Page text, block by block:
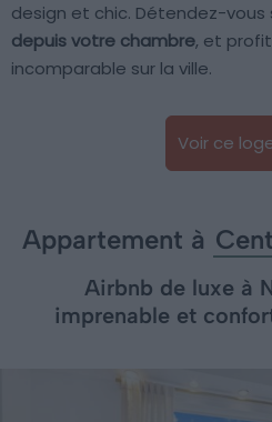
design et chic. Détendez-vous
depuis votre chambre, et
incomparable sur la ville.
Voir ce
Appartement à
Airbnb de luxe à
imprenable et